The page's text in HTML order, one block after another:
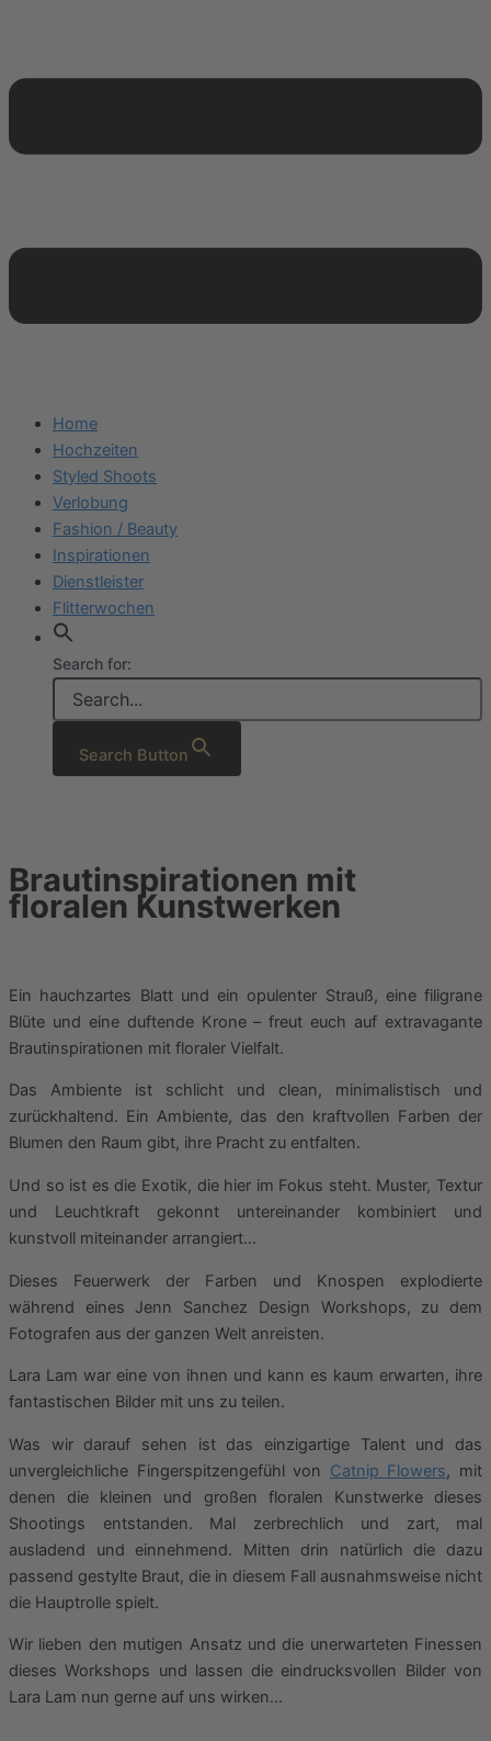
Home
Hochzeiten
Styled Shoots
Verlobung
Fashion / Beauty
Inspirationen
Dienstleister
Flitterwochen
Search for:
Search Button
Brautinspirationen mit
floralen Kunstwerken
Ein hauchzartes Blatt und ein opulenter Strauß, eine filigrane
Blüte und eine duftende Krone – freut euch auf extravagante
Brautinspirationen mit floraler Vielfalt.
Das Ambiente ist schlicht und clean, minimalistisch und
zurückhaltend. Ein Ambiente, das den kraftvollen Farben der
Blumen den Raum gibt, ihre Pracht zu entfalten.
Und so ist es die Exotik, die hier im Fokus steht. Muster, Textur
und Leuchtkraft gekonnt untereinander kombiniert und
kunstvoll miteinander arrangiert…
Dieses Feuerwerk der Farben und Knospen explodierte
während eines Jenn Sanchez Design Workshops, zu dem
Fotografen aus der ganzen Welt anreisten.
Lara Lam war eine von ihnen und kann es kaum erwarten, ihre
fantastischen Bilder mit uns zu teilen.
Was wir darauf sehen ist das einzigartige Talent und das
unvergleichliche Fingerspitzengefühl von Catnip Flowers, mit
denen die kleinen und großen floralen Kunstwerke dieses
Shootings entstanden. Mal zerbrechlich und zart, mal
ausladend und einnehmend. Mitten drin natürlich die dazu
passend gestylte Braut, die in diesem Fall ausnahmsweise nicht
die Hauptrolle spielt.
Wir lieben den mutigen Ansatz und die unerwarteten Finessen
dieses Workshops und lassen die eindrucksvollen Bilder von
Lara Lam nun gerne auf uns wirken…